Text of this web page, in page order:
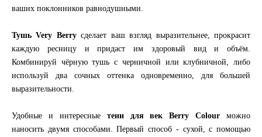
ваших поклонников равнодушными.
Тушь Very Berryсделает ваш взгляд выразительнее, прокрасит
каждую ресницу и придаст им здоровый вид и объём.
Комбинируй чёрную тушь с черничной или клубничной, либо
используй два сочных оттенка одновременно, для большей
выразительности.
Удобные и интересные тени для век Berry Colour можно
наносить двумя способами. Первый способ - сухой, с помощью